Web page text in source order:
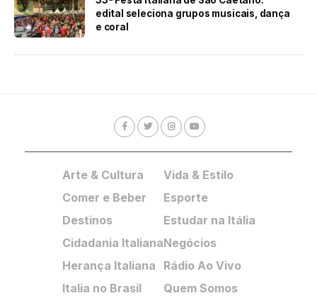
edital seleciona grupos musicais, dança
e coral
Arte & Cultura
Comer e Beber
Destinos
Cidadania Italiana
Herança Italiana
Italia no Brasil
Vida & Estilo
Esporte
Estudar na Itália
Negócios
Rádio Ao Vivo
Quem Somos